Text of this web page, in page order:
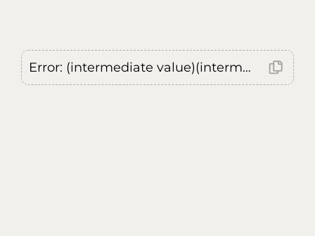
Error: (intermediate value)(intermediate value)(intermediate value).replaceAll is not a function